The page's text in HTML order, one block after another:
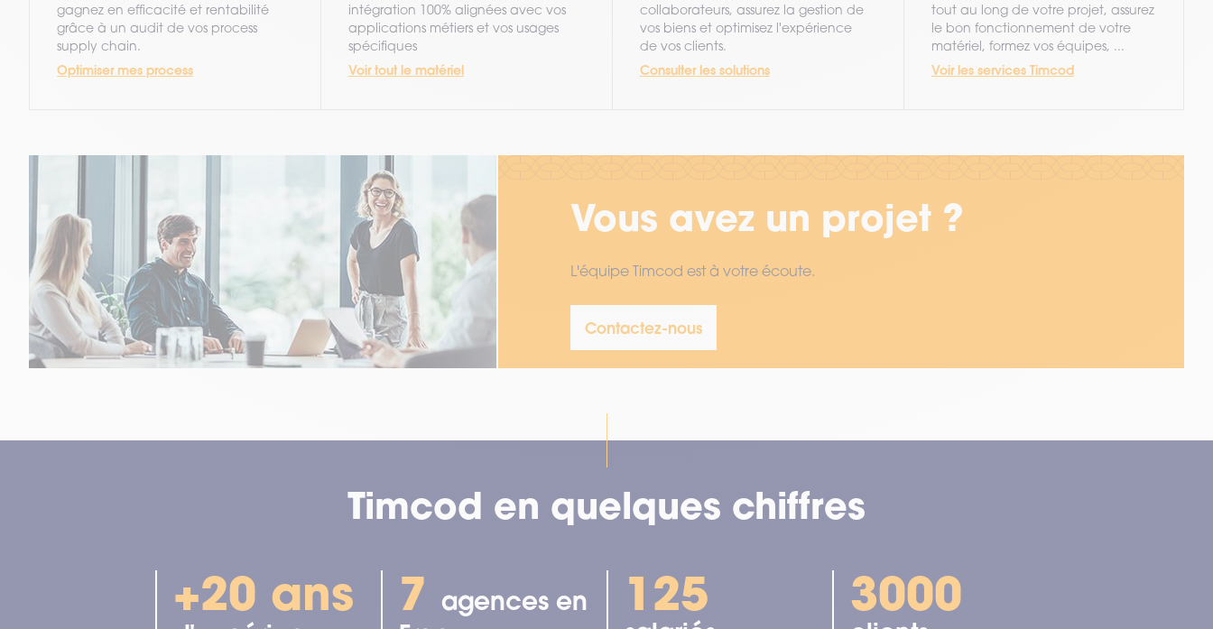
gagnez en efficacité et rentabilité
grâce à un audit de vos process
supply chain.
Optimiser mes process
intégration 100% alignées avec vos
applications métiers et vos usages
spécifiques
Voir tout le matériel
collaborateurs, assurez la gestion de
vos biens et optimisez l'expérience
de vos clients.
Consulter les solutions
tout au long de votre projet, assurez
le bon fonctionnement de votre
matériel, formez vos équipes, ...
Voir les services Timcod
Vous avez un projet ?
L'équipe Timcod est à votre écoute.
Contactez-nous
Timcod en quelques chiffres
+20 ans 7 agences en
125 3000